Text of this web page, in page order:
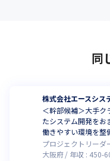
同
株式会社エースシス
＜幹部候補＞大手ク
たシステム開発をお
働きやすい環境を整
プロジェクトリーダ
大阪府
年収 : 450-